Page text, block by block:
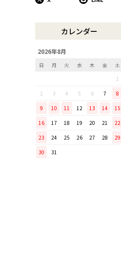
リンゴのための魅せるナイフ
『pomme』
「毎日納豆を食べていま
てほしい山只華陶苑の納豆鉢
調理から盛り付けまでこなす
「寿 菜箸」は、とても優秀
作所のペティナイフ「ゆり
ミニパンのお手入れ方法
ミニパン（大）で料理を楽し
カレンダー
2026年8月
日 月 火 水 木 金
土
1
2
3 4 5 6 7
8
9
10 11 12 13 14
15
16
17 18 19 20 21
22
23
24 25 26 27 28
29
30
31